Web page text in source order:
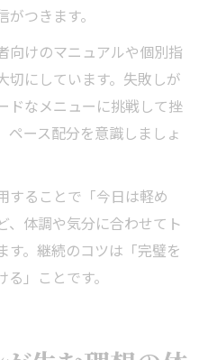
つきます。
向けのマニュアルや個別指
切にしています。失敗しが
ドなメニューに挑戦して挫
ース配分を意識しましょ
することで「今日は軽め
、体調や気分に合わせてト
す。継続のコツは「完璧を
」ことです。